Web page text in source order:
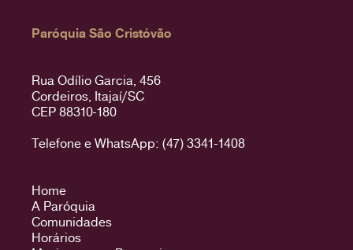
Paróquia São Cristóvão
Rua Odílio Garcia, 456
Cordeiros, Itajaí/SC
CEP 88310-180
Telefone e WhatsApp: (47) 3341-1408
Home
A Paróquia
Comunidades
Horários